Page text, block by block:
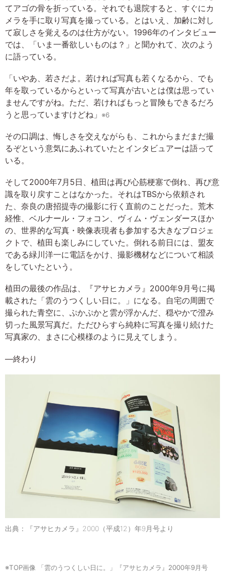
てアゴの骨を折っている。それでも退院すると、すぐにカ
メラを手に取り写真を撮っている。とはいえ、加齢に対し
て寂しさを覚えるのは仕方がない。1996年のインタビュー
では、「いま一番欲しいものは？」と聞かれて、次のよう
に語っている。
「いやあ、若さだよ。若ければ写真も若くなるから、でも
年を取っているからといって写真が古いとは僕は思ってい
ませんですがね。ただ、若ければもっと冒険もできるだろ
うと思っていますけどね」 ※6
その口調は、悔しさを交えながらも、これからまだまだ撮
るぞという意気にあふれていたとインタビュアーは語って
いる。
そして2000年7月5日、植田は再び心筋梗塞で倒れ、再び意
識を取り戻すことはなかった。それはTBSから依頼され
た、奈良の唐招提寺の撮影に行く直前のことだった。荒木
経惟、ベルナール・フォコン、ヴィム・ヴェンダースほか
の、世界的な写真・映像表現者も参加する大きなプロジェ
クトで、植田も楽しみにしていた。倒れる前日には、盟友
である緑川洋一に電話をかけ、撮影機材などについて相談
をしていたという。
植田の最後の作品は、『アサヒカメラ』2000年9月号に掲
載された「雲のうつくしい日に。」になる。自宅の周囲で
撮られた青空に、ぷかぷかと雲が浮かんだ、穏やかで澄み
切った風景写真だ。ただひらすら純粋に写真を撮り続けた
写真家の、まさに心模様のように見えてしまう。
―終わり
出典：『アサヒカメラ』2000（平成12）年9月号より
※TOP画像 「雲のうつくしい日に。」『アサヒカメラ』2000年9月号